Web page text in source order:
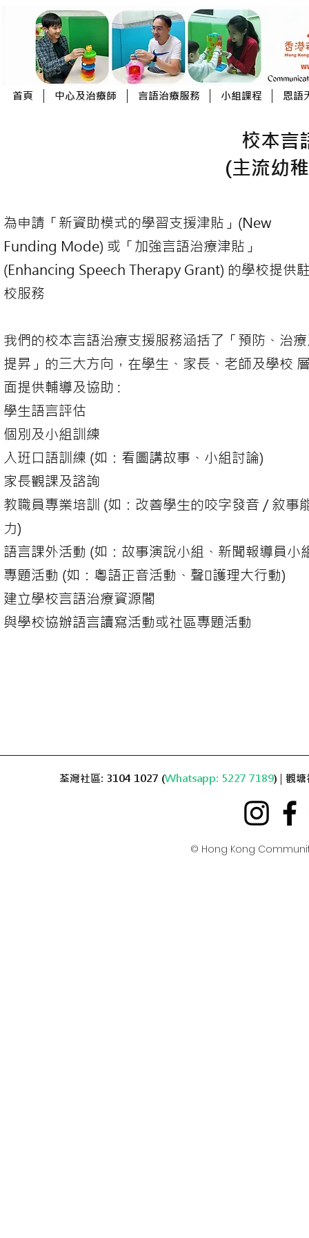
首頁 中心及治療師 言語治療服務 小組課程 恩語
校本言
(主流幼
為申請「新資助模式的學習支援津貼」(New
Funding Mode) 或「加強言語治療津貼」
(Enhancing Speech Therapy Grant) 的學校提供
校服務
我們的校本言語治療支援服務涵括了「預防、治
提昇」的三大方向，在學生、家長、老師及學校
面提供輔導及協助 :
學生語言評估
個別及小組訓練
入班口語訓練 (如：看圖講故事、小組討論)
家長觀課及諮詢
教職員專業培訓 (如：改善學生的咬字發音 / 敘事
力)
語言課外活動 (如：故事演說小組、新聞報導員小
專題活動 (如：粵語正音活動、聲護理大行動)
建立學校言語治療資源閣
與學校協辦語言讀寫活動或社區專題活動
荃灣社區: 3104 1027 (Whatsapp: 5227 7189) | 觀
© Hong Kong